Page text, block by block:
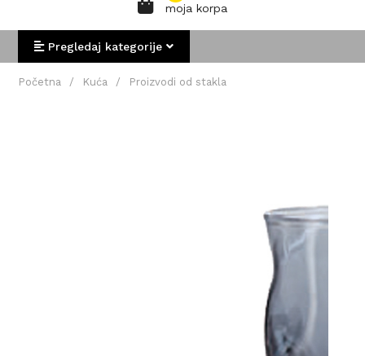
moja korpa
Pregledaj kategorije
Početna / Kuća / Proizvodi od stakla